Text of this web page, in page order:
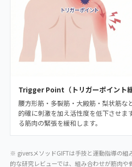
Trigger Point（トリガーポイント緩
腰方形筋・多裂筋・大殿筋・梨状筋な
的確に刺激を加え活性度を低下させま
る筋肉の緊張を緩和します。
※ giversメソッドGIFTは手技と運動指導の組
的な研究レビューでは、組み合わせが筋肉や